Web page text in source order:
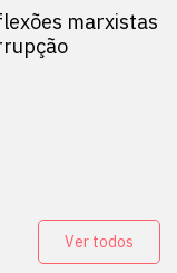
marxistas
Ver todos